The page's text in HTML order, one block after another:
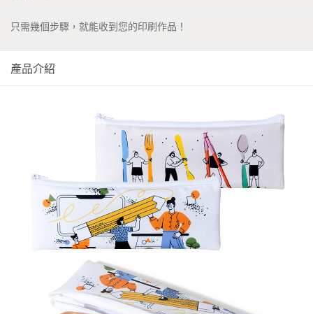
只需幾個步驟，就能收到您的印刷作品！
產品介紹